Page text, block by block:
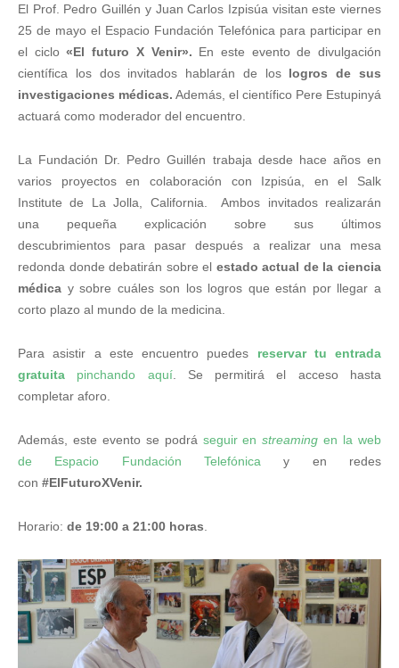
El Prof. Pedro Guillén y Juan Carlos Izpisúa visitan este viernes
25 de mayo el Espacio Fundación Telefónica para participar en
el ciclo«El futuro X Venir». En este evento de divulgación
científica los dos invitados hablarán de los logros de sus
investigaciones médicas. Además, el científico Pere Estupinyá
actuará como moderador del encuentro.
La Fundación Dr. Pedro Guillén trabaja desde hace años en
varios proyectos en colaboración con Izpisúa, en el Salk
Institute de La Jolla, California. Ambos invitados realizarán
una pequeña explicación sobre sus últimos
descubrimientos para pasar después a realizar una mesa
redonda donde debatirán sobre el estado actual de la ciencia
médica y sobre cuáles son los logros que están por llegar a
corto plazo al mundo de la medicina.
Para asistir a este encuentro puedes reservar tu entrada
gratuita pinchando aquí. Se permitirá el acceso hasta
completar aforo.
Además, este evento se podrá seguir enstreaming en la web
de Espacio Fundación Telefónica y en redes
con #ElFuturoXVenir.
Horario: de 19:00 a 21:00 horas